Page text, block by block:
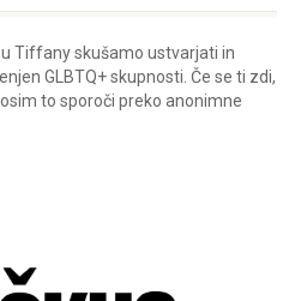
Tiffany skušamo ustvarjati in
GLBTQ+ skupnosti. Če se ti zdi,
to sporoči preko anonimne